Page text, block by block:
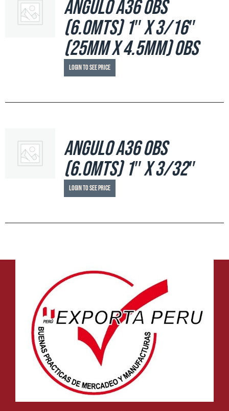
Angulo A36 OBS
(6.0mts) 1″ x 3/16″
(25mm x 4.5mm) OBS
Login to see price
Angulo A36 OBS
(6.0mts) 1″ x 3/32″
Login to see price